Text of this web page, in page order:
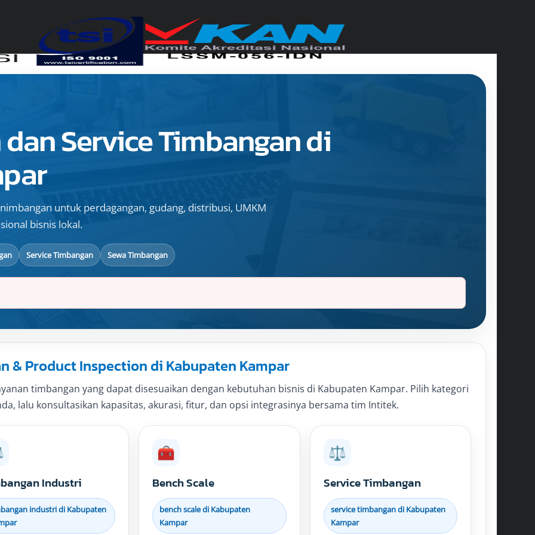
Service Timbangan di
untuk perdagangan, gudang, distribusi, UMKM
bisnis lokal.
Service Timbangan Sewa Timbangan
& Product Inspection di Kabupaten Kampar
timbangan yang dapat disesuaikan dengan kebutuhan bisnis di Kabupaten Kampar. Pilih kategori
lalu konsultasikan kapasitas, akurasi, fitur, dan opsi integrasinya bersama tim Intitek.
Industri
industri di Kabupaten
🧰
Bench Scale
bench scale di Kabupaten
Kampar
⚖️
Service Timbangan
service timbangan di Kabupaten
Kampar